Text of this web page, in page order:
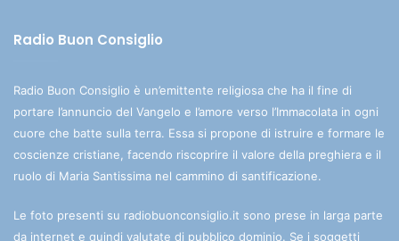
Radio Buon Consiglio
Radio Buon Consiglio è un’emittente religiosa che ha il fine di
portare l’annuncio del Vangelo e l’amore verso l’Immacolata in ogni
cuore che batte sulla terra. Essa si propone di istruire e formare le
coscienze cristiane, facendo riscoprire il valore della preghiera e il
ruolo di Maria Santissima nel cammino di santificazione.
Le foto presenti su radiobuonconsiglio.it sono prese in larga parte
da internet e quindi valutate di pubblico dominio. Se i soggetti